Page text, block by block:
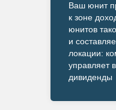
Ваш юнит
к зоне
юнитов
и
локации:
управляет
дивиденды